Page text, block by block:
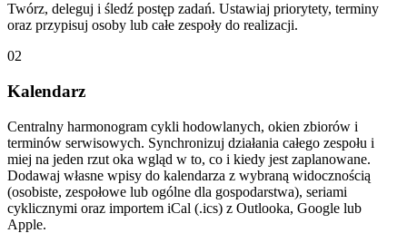
Twórz, deleguj i śledź postęp zadań. Ustawiaj priorytety, terminy
oraz przypisuj osoby lub całe zespoły do realizacji.
02
Kalendarz
Centralny harmonogram cykli hodowlanych, okien zbiorów i
terminów serwisowych. Synchronizuj działania całego zespołu i
miej na jeden rzut oka wgląd w to, co i kiedy jest zaplanowane.
Dodawaj własne wpisy do kalendarza z wybraną widocznością
(osobiste, zespołowe lub ogólne dla gospodarstwa), seriami
cyklicznymi oraz importem iCal (.ics) z Outlooka, Google lub
Apple.